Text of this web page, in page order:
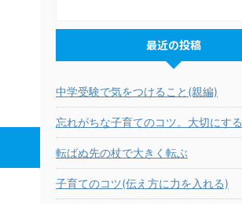
最近の投稿
中学受験で気をつけること(親編)
忘れがちな子育てのコツ。大切にす
転ばぬ先の杖で大きく転ぶ
子育てのコツ(伝え方に力を入れる)